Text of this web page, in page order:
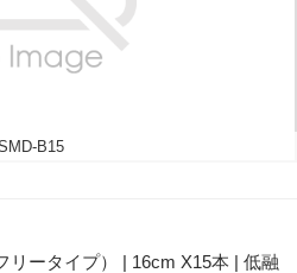
B15
リータイプ） | 16cm X15本 | 低融